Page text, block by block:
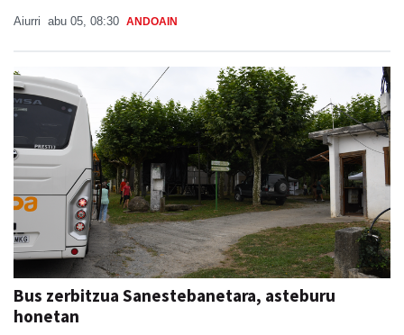
Aiurri abu 05, 08:30 ANDOAIN
Bus zerbitzua Sanestebanetara, asteburu
honetan